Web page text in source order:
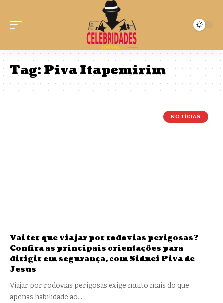
Tag:Piva Itapemirim
NOTÍCIAS
Vai ter que viajar por rodovias perigosas?
Confira as principais orientações para
dirigir em segurança, com Sidnei Piva de
Jesus
Viajar por rodovias perigosas exige muito mais do que
apenas habilidade ao…